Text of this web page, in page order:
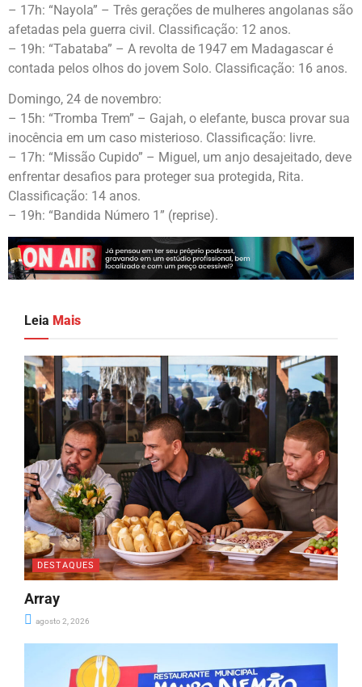
– 17h: “Nayola” – Três gerações de mulheres angolanas são
afetadas pela guerra civil. Classificação: 12 anos.
– 19h: “Tabataba” – A revolta de 1947 em Madagascar é
contada pelos olhos do jovem Solo. Classificação: 16 anos.
Domingo, 24 de novembro:
– 15h: “Tromba Trem” – Gajah, o elefante, busca provar sua
inocência em um caso misterioso. Classificação: livre.
– 17h: “Missão Cupido” – Miguel, um anjo desajeitado, deve
enfrentar desafios para proteger sua protegida, Rita.
Classificação: 14 anos.
– 19h: “Bandida Número 1” (reprise).
Leia Mais
DESTAQUES
Array
agosto 2, 2026